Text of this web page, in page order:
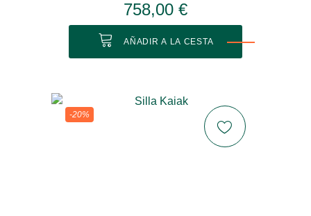
758,00 €
AÑADIR A LA CESTA
-20%